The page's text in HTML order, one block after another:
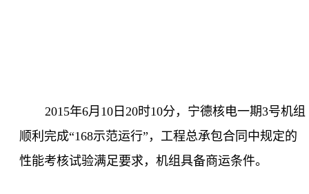
2015年6月 10 日20时10分，宁德核电一期3号机组
顺利完成“168示范运行”，工程总承包合同中规定的
性能考核试验满足要求，机组具备商运条件。